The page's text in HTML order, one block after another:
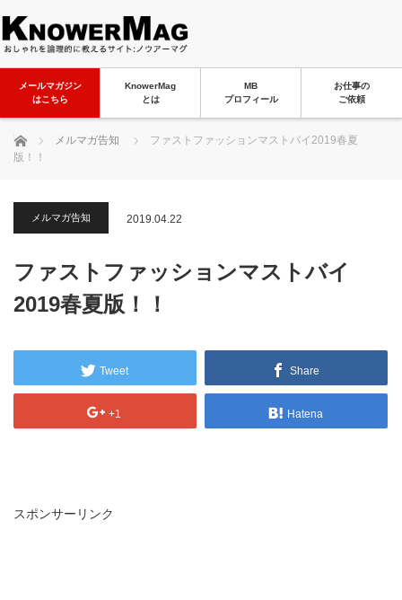
メールマガジン
はこちら
KnowerMag
とは
MB
プロフィール
お仕事の
ご依頼
ホーム メルマガ告知
ファストファッションマストバイ2019春夏
版！！
メルマガ告知 2019.04.22
ファストファッションマストバイ
2019春夏版！！
Tweet Share
+1 Hatena
スポンサーリンク